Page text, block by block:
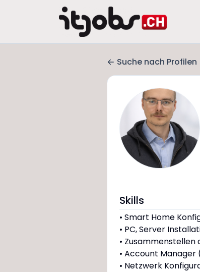
Suche nach Profilen
Skills
• Smart Home
• PC, Server
• Zusammenstellen
• Account Manager
• Netzwerk